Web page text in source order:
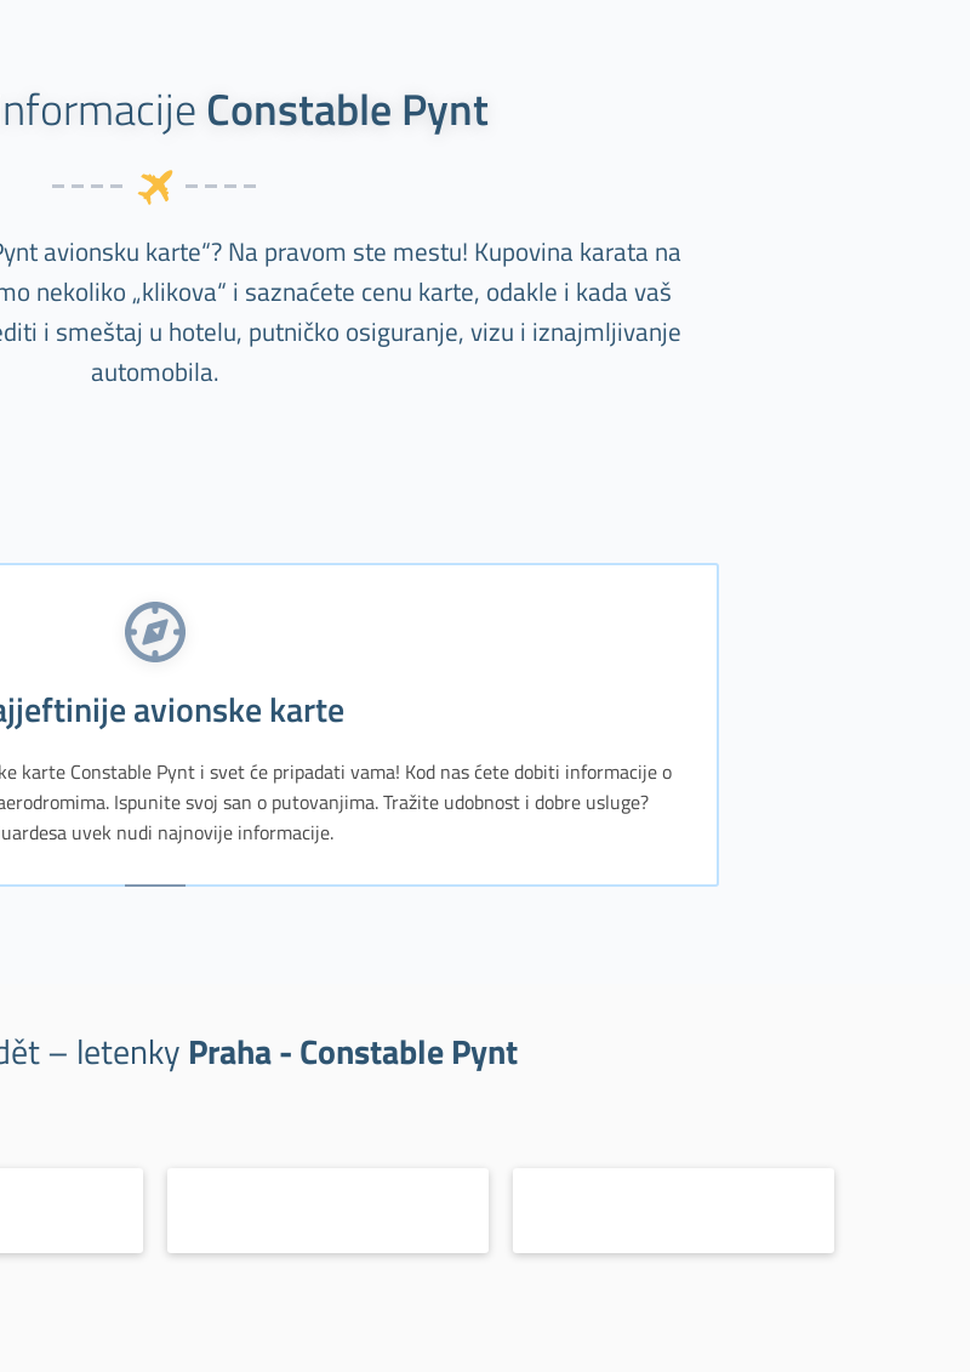
Constable Pynt
avionsku karte“? Na pravom ste mestu! Kupovina karata na
nekoliko „klikova“ i saznaćete cenu karte, odakle i kada vaš
i smeštaj u hotelu, putničko osiguranje, vizu i iznajmljivanje
automobila.
avionske karte
karte Constable Pynt i svet će pripadati vama! Kod nas ćete dobiti informacije o
Ispunite svoj san o putovanjima. Tražite udobnost i dobre usluge?
uvek nudi najnovije informacije.
– letenky Praha - Constable Pynt